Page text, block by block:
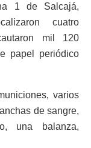
1 de Salcajá,
cuatro
mil 120
papel periódico
varios
de sangre,
una balanza,